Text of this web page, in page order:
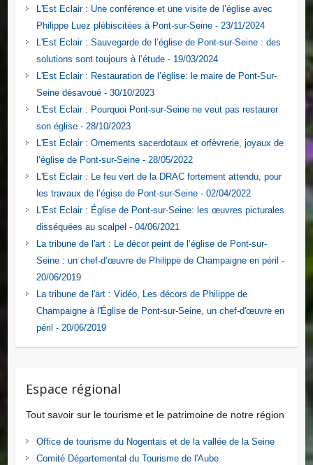
L'Est Eclair : Une conférence et une visite de l’église avec
Philippe Luez plébiscitées à Pont-sur-Seine - 23/11/2024
L'Est Eclair : Sauvegarde de l’église de Pont-sur-Seine : des
solutions sont toujours à l’étude - 19/03/2024
L'Est Eclair : Restauration de l’église: le maire de Pont-Sur-
Seine désavoué - 30/10/2023
L'Est Eclair : Pourquoi Pont-sur-Seine ne veut pas restaurer
son église - 28/10/2023
L'Est Eclair : Ornements sacerdotaux et orfèvrerie, joyaux de
l’église de Pont-sur-Seine - 28/05/2022
L'Est Eclair : Le feu vert de la DRAC fortement attendu, pour
les travaux de l’égise de Pont-sur-Seine - 02/04/2022
L'Est Eclair : Église de Pont-sur-Seine: les œuvres picturales
disséquées au scalpel - 04/06/2021
La tribune de l'art : Le décor peint de l’église de Pont-sur-
Seine : un chef-d’œuvre de Philippe de Champaigne en péril -
20/06/2019
La tribune de l'art : Vidéo, Les décors de Philippe de
Champaigne à l'Église de Pont-sur-Seine, un chef-d'œuvre en
péril - 20/06/2019
Espace régional
Tout savoir sur le tourisme et le patrimoine de notre région
Office de tourisme du Nogentais et de la vallée de la Seine
Comité Départemental du Tourisme de l'Aube